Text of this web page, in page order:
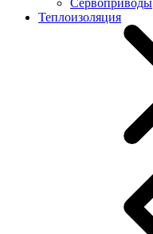
Сервоприводы
Теплоизоляция